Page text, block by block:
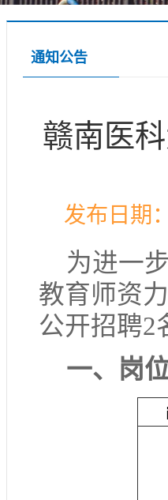
通知公告
赣南医
发布日期
为进一
教育师资
公开招聘2
一、岗